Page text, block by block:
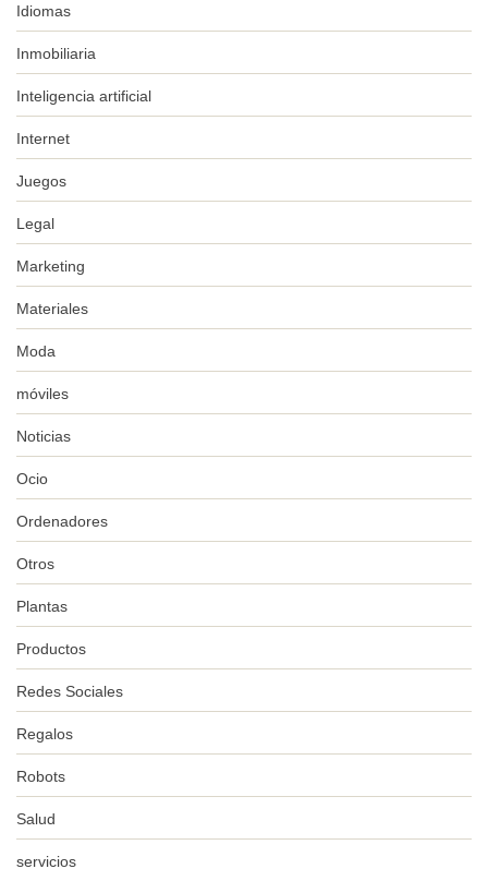
Idiomas
Inmobiliaria
Inteligencia artificial
Internet
Juegos
Legal
Marketing
Materiales
Moda
móviles
Noticias
Ocio
Ordenadores
Otros
Plantas
Productos
Redes Sociales
Regalos
Robots
Salud
servicios